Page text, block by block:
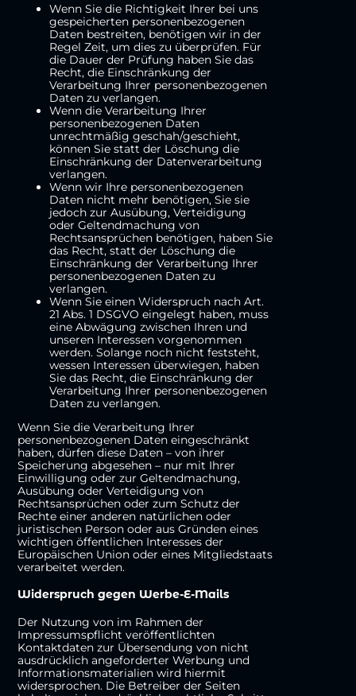
Wenn Sie die Richtigkeit Ihrer bei uns
gespeicherten personenbezogenen
Daten bestreiten, benötigen wir in der
Regel Zeit, um dies zu überprüfen. Für
die Dauer der Prüfung haben Sie das
Recht, die Einschränkung der
Verarbeitung Ihrer personenbezogenen
Daten zu verlangen.
Wenn die Verarbeitung Ihrer
personenbezogenen Daten
unrechtmäßig geschah/geschieht,
können Sie statt der Löschung die
Einschränkung der Datenverarbeitung
verlangen.
Wenn wir Ihre personenbezogenen
Daten nicht mehr benötigen, Sie sie
jedoch zur Ausübung, Verteidigung
oder Geltendmachung von
Rechtsansprüchen benötigen, haben Sie
das Recht, statt der Löschung die
Einschränkung der Verarbeitung Ihrer
personenbezogenen Daten zu
verlangen.
Wenn Sie einen Widerspruch nach Art.
21 Abs. 1 DSGVO eingelegt haben, muss
eine Abwägung zwischen Ihren und
unseren Interessen vorgenommen
werden. Solange noch nicht feststeht,
wessen Interessen überwiegen, haben
Sie das Recht, die Einschränkung der
Verarbeitung Ihrer personenbezogenen
Daten zu verlangen.
Wenn Sie die Verarbeitung Ihrer
personenbezogenen Daten eingeschränkt
haben, dürfen diese Daten – von ihrer
Speicherung abgesehen – nur mit Ihrer
Einwilligung oder zur Geltendmachung,
Ausübung oder Verteidigung von
Rechtsansprüchen oder zum Schutz der
Rechte einer anderen natürlichen oder
juristischen Person oder aus Gründen eines
wichtigen öffentlichen Interesses der
Europäischen Union oder eines Mitgliedstaats
verarbeitet werden.
Widerspruch gegen Werbe-E-Mails
Der Nutzung von im Rahmen der
Impressumspflicht veröffentlichten
Kontaktdaten zur Übersendung von nicht
ausdrücklich angeforderter Werbung und
Informationsmaterialien wird hiermit
widersprochen. Die Betreiber der Seiten